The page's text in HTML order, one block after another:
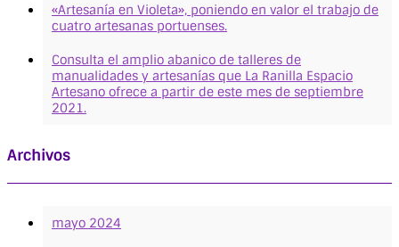
«Artesanía en Violeta», poniendo en valor el trabajo de
cuatro artesanas portuenses.
Consulta el amplio abanico de talleres de
manualidades y artesanías que La Ranilla Espacio
Artesano ofrece a partir de este mes de septiembre
2021.
Archivos
mayo 2024